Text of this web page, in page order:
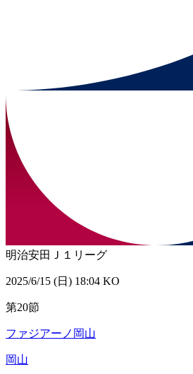
明治安田Ｊ１リーグ
2025/6/15 (日) 18:04 KO
第20節
ファジアーノ岡山
岡山